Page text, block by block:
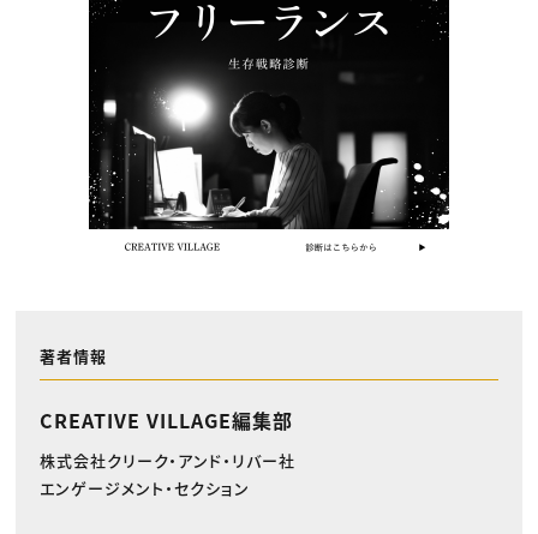
著者情報
CREATIVE VILLAGE編集部
株式会社クリーク・アンド・リバー社
エンゲージメント・セクション